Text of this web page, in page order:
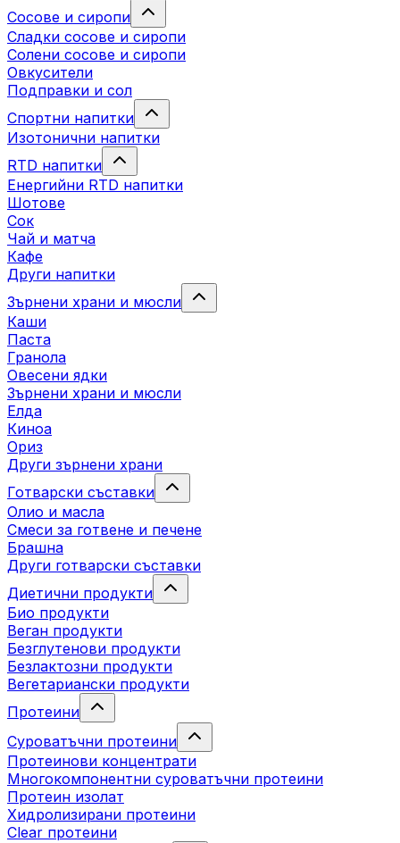
Сосове и сиропи
Сладки сосове и сиропи
Солени сосове и сиропи
Овкусители
Подправки и сол
Спортни напитки
Изотонични напитки
RTD напитки
Енергийни RTD напитки
Шотове
Сок
Чай и матча
Кафе
Други напитки
Зърнени храни и мюсли
Каши
Паста
Гранола
Овесени ядки
Зърнени храни и мюсли
Елда
Киноа
Ориз
Други зърнени храни
Готварски съставки
Олио и масла
Смеси за готвене и печене
Брашна
Други готварски съставки
Диетични продукти
Био продукти
Веган продукти
Безглутенови продукти
Безлактозни продукти
Вегетариански продукти
Протеини
Суроватъчни протеини
Протеинови концентрати
Многокомпонентни суроватъчни протеини
Протеин изолат
Хидролизирани протеини
Clear протеини